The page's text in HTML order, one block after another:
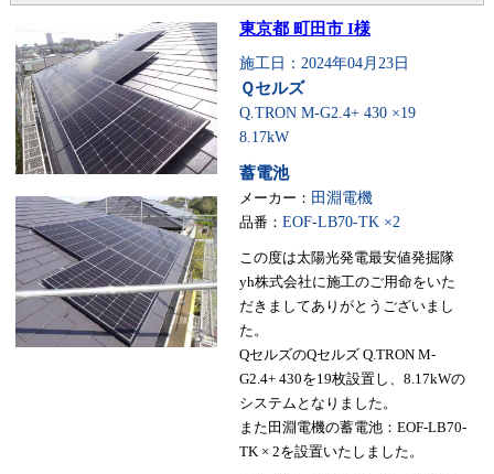
東京都 町田市 I様
施工日：2024年04月23日
Ｑセルズ
Q.TRON M-G2.4+ 430 ×19
8.17kW
蓄電池
メーカー： 田淵電機
品番： EOF-LB70-TK ×2
この度は太陽光発電最安値発掘隊
yh株式会社に施工のご用命をいた
だきましてありがとうございまし
た。
QセルズのQセルズ Q.TRON M-
G2.4+ 430を19枚設置し、8.17kWの
システムとなりました。
また田淵電機の蓄電池：EOF-LB70-
TK × 2を設置いたしました。